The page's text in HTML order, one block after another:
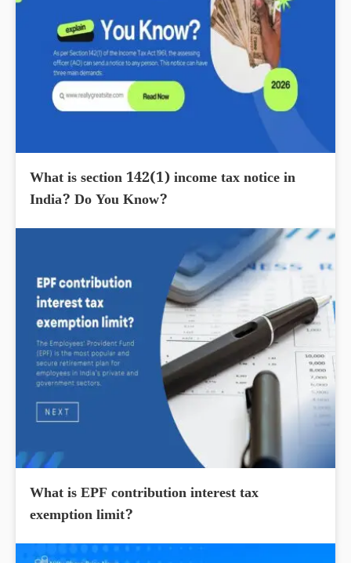
What is section 142(1) income tax notice in
India? Do You Know?
What is EPF contribution interest tax
exemption limit?